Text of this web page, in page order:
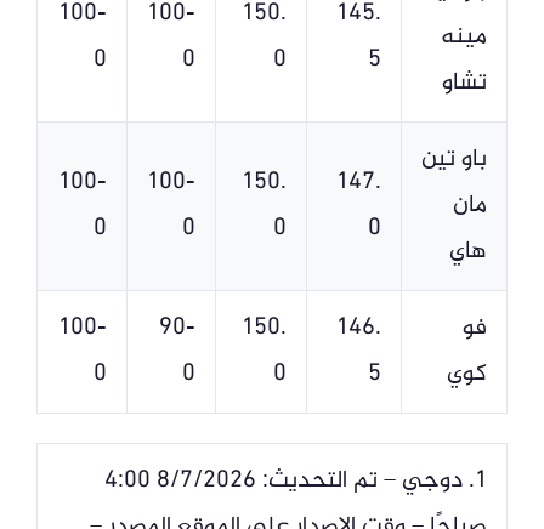
مينه
تشاو
145.
5
150.
0
-100
0
-100
0
باو تين
مان
هاي
147.
0
150.
0
-100
0
-100
0
فو
كوي
146.
5
150.
0
-90
0
-100
0
1. دوجي – تم التحديث: 8/7/2026 4:00